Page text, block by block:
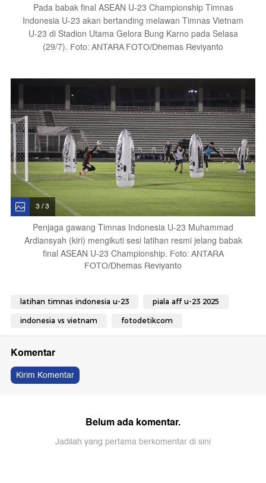
Pada babak final ASEAN U-23 Championship Timnas
Indonesia U-23 akan bertanding melawan Timnas Vietnam
U-23 di Stadion Utama Gelora Bung Karno pada Selasa
(29/7). Foto: ANTARA FOTO/Dhemas Reviyanto
3 / 3
Penjaga gawang Timnas Indonesia U-23 Muhammad
Ardiansyah (kiri) mengikuti sesi latihan resmi jelang babak
final ASEAN U-23 Championship. Foto: ANTARA
FOTO/Dhemas Reviyanto
latihan timnas indonesia u-23 piala aff u-23 2025
indonesia vs vietnam fotodetikcom
Komentar
Kirim Komentar
Belum ada komentar.
Jadilah yang pertama berkomentar di sini